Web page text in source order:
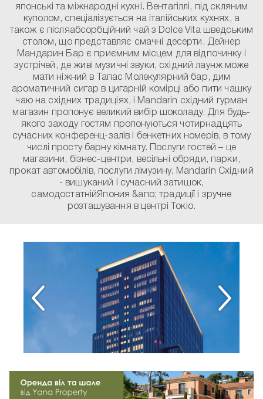
японські та міжнародні кухні. Вентагіллі, під скляним
куполом, спеціалізується на італійських кухнях, а
також є післяабсорбційний чай з Dolce Vita шведським
столом, що представляє смачні десерти. Дейнер
Мандарин Бар є приємним місцем для відпочинку і
зустрічей, де живі музичні звуки, східний лаунж може
мати ніжний в Тапас Молекулярний бар, дим
ароматичний сигар в цигарній комірці або пити чашку
чаю на східних традиціях, і Mandarin східний гурман
магазин пропонує великий вибір шоколаду. Для будь-
якого заходу гостям пропонуються чотирнадцять
сучасних конференц-залів і бенкетних номерів, в тому
числі просту барну кімнату. Послуги гостей – це
магазини, бізнес-центри, весільні обряди, парки,
прокат автомобілів, послуги лімузину. Mandarin Східний
- вишуканий і сучасний затишок,
самодостатнійЯпония &апо; традиції і зручне
розташування в центрі Токіо.